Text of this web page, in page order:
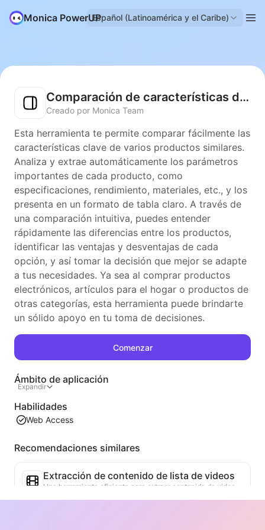
Monica PowerUPEspañol (Latinoamérica y el Caribe)
Comparación de características del producto
Creado por Monica Team
Esta herramienta te permite comparar fácilmente las
características clave de varios productos similares.
Analiza y extrae automáticamente los parámetros
importantes de cada producto, como
especificaciones, rendimiento, materiales, etc., y los
presenta en un formato de tabla claro. A través de
una comparación intuitiva, puedes entender
rápidamente las diferencias entre los productos,
identificar las ventajas y desventajas de cada
opción, y así tomar la decisión que mejor se adapte
a tus necesidades. Ya sea al comprar productos
electrónicos, artículos para el hogar o productos de
otras categorías, esta herramienta puede brindarte
un sólido apoyo en tu toma de decisiones.
Comenzar
Ámbito de aplicación
Expandir
Habilidades
Web Access
Recomendaciones similares
Extracción de contenido de lista de videos